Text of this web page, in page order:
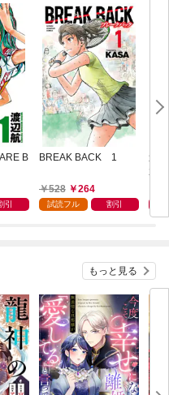
B
引
BREAK BACK 1
528 264
試読フル 割引
週
もっと見る